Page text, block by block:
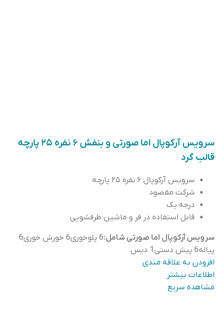
سرویس آرکوپال اما صورتی و بنفش ۶ نفره ۲۵ پارچه
قالب گرد
سرویس آرکوپال ۶ نفره ۲۵ پارچه
شرکت مقصود
درجه یک
قابل استفاده در فر و ماشین ظرفشویی
سرویس آرکوپال اما صورتی شامل:
6 پلوخوری6 خورش خوری6
پیاله6 پیش دستی1 دیس
افزودن به علاقه مندی
اطلاعات بیشتر
مشاهده سریع